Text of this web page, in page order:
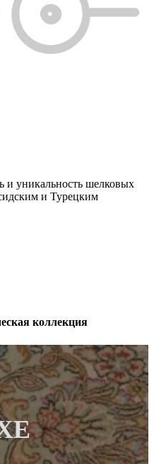
и уникальность шелковых
и Турецким
коллекция